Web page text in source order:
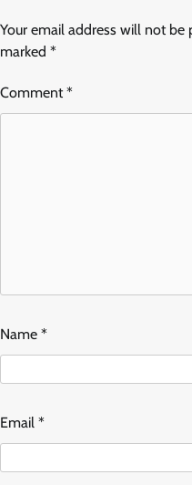
Your email address will not be
marked *
Comment*
Name *
Email *